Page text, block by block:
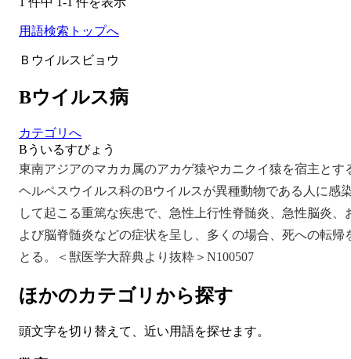
用語検索トップへ
Ｂウイルスビョウ
Bウイルス病
カテゴリへ
Bういるすびょう
東南アジアのマカカ属のアカゲ猿やカニクイ猿を宿主とす
ヘルペスウイルス科のBウイルスが異種動物である人に感
して起こる重篤な疾患で、急性上行性脊髄炎、急性脳炎、
よび脳脊髄炎などの症状を呈し、多くの場合、死への転帰
とる。＜獣医学大辞典より抜粋＞N100507
ほかのカテゴリから探す
頭文字を切り替えて、近い用語を探せます。